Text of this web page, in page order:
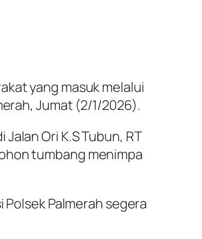
yang masuk melalui
Jumat (2/1/2026).
Ori K.S Tubun, RT
tumbang menimpa
Polsek Palmerah segera